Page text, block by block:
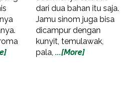
dari dua bahan itu saja.
Jamu sinom juga bisa
dicampur dengan
kunyit, temulawak,
pala,...[More]